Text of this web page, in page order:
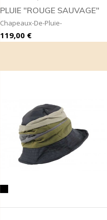
PLUIE "ROUGE SAUVAGE"
Chapeaux-De-Pluie-
Prix
119,00 €